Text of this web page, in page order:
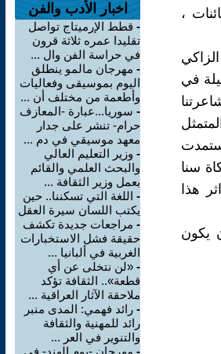
،
في
سنا
هذا
يكون
اخبار الأدب والفن
- قطط الإرميتاج تواصل
تقليدا عمره ثلاثة قرون
في حراسة الفن وال ...
- مهرجان مالمو ينطلق
اليوم بموسيقى وفعاليات
وأطعمة من مختلف أن ...
- سوريا...عبارة -المعازف
حرام- تنشر على جدار
معهد موسيقي في دم ...
- وزير التعليم العالي
والبحث العلمي والقائم
بعمل وزير الثقافة ...
- اللغة التي تسكننا.. حين
يكتب اللسان سيرة العقل
- مراجعات جديدة تكشف
حقيقة فشل الاستخبارات
الغربية في ألبانيا ...
- «لن نتخلى عن أي
قطعة».. الثقافة تؤكد
ملاحقة الآثار العراقية ...
- رائد فهمي: المدى منبر
رائد للمهنية والثقافة
والتنوير في العر ...
- مهرجان -يوم الهند- في